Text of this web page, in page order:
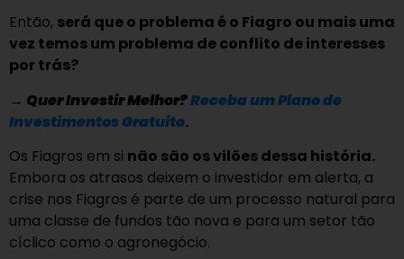
Então, será que o problema é o Fiagro ou mais uma
vez temos um problema de conflito de interesses
por trás?
→ Quer Investir Melhor?Receba um Plano de
Investimentos Gratuito.
Os Fiagros em si não são os vilões dessa história.
Embora os atrasos deixem o investidor em alerta, a
crise nos Fiagros é parte de um processo natural para
uma classe de fundos tão nova e para um setor tão
cíclico como o agronegócio.